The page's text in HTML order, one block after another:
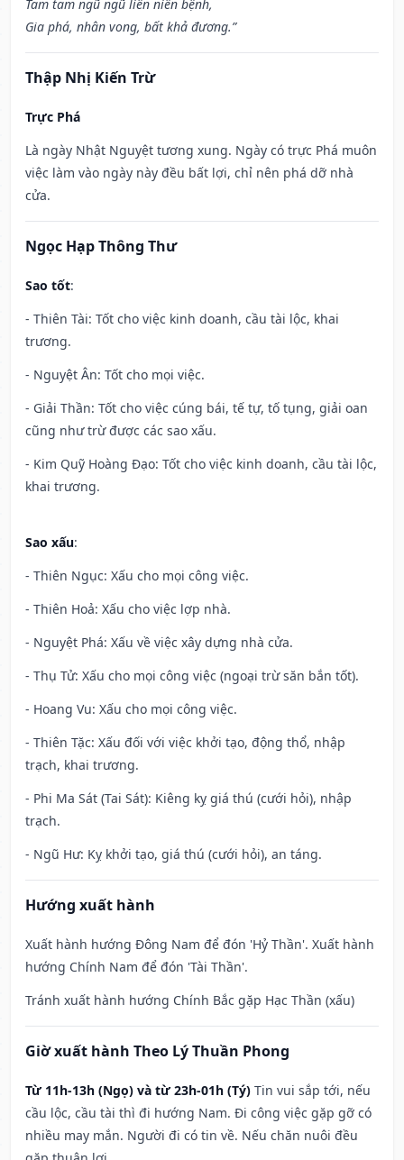
Tam tam ngũ ngũ liên niên bệnh,
Gia phá, nhân vong, bất khả đương.”
Thập Nhị Kiến Trừ
Trực Phá
Là ngày Nhật Nguyệt tương xung. Ngày có trực Phá muôn
việc làm vào ngày này đều bất lợi, chỉ nên phá dỡ nhà
cửa.
Ngọc Hạp Thông Thư
Sao tốt:
- Thiên Tài: Tốt cho việc kinh doanh, cầu tài lộc, khai
trương.
- Nguyệt Ân: Tốt cho mọi việc.
- Giải Thần: Tốt cho việc cúng bái, tế tự, tố tụng, giải oan
cũng như trừ được các sao xấu.
- Kim Quỹ Hoàng Đạo: Tốt cho việc kinh doanh, cầu tài lộc,
khai trương.
Sao xấu:
- Thiên Ngục: Xấu cho mọi công việc.
- Thiên Hoả: Xấu cho việc lợp nhà.
- Nguyệt Phá: Xấu về việc xây dựng nhà cửa.
- Thụ Tử: Xấu cho mọi công việc (ngoại trừ săn bắn tốt).
- Hoang Vu: Xấu cho mọi công việc.
- Thiên Tặc: Xấu đối với việc khởi tạo, động thổ, nhập
trạch, khai trương.
- Phi Ma Sát (Tai Sát): Kiêng kỵ giá thú (cưới hỏi), nhập
trạch.
- Ngũ Hư: Kỵ khởi tạo, giá thú (cưới hỏi), an táng.
Hướng xuất hành
Xuất hành hướng Đông Nam để đón 'Hỷ Thần'. Xuất hành
hướng Chính Nam để đón 'Tài Thần'.
Tránh xuất hành hướng Chính Bắc gặp Hạc Thần (xấu)
Giờ xuất hành Theo Lý Thuần Phong
Từ 11h-13h (Ngọ) và từ 23h-01h (Tý) Tin vui sắp tới, nếu
cầu lộc, cầu tài thì đi hướng Nam. Đi công việc gặp gỡ có
nhiều may mắn. Người đi có tin về. Nếu chăn nuôi đều